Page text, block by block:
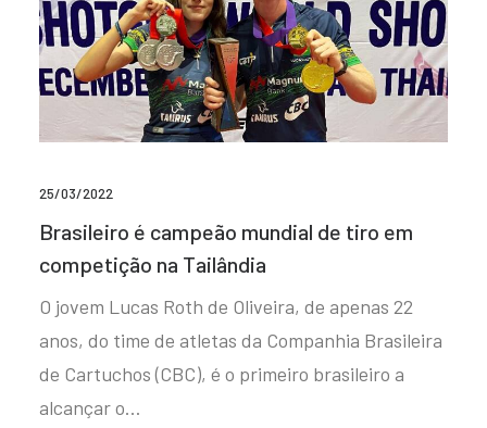
25/03/2022
Brasileiro é campeão mundial de tiro em
competição na Tailândia
O jovem Lucas Roth de Oliveira, de apenas 22
anos, do time de atletas da Companhia Brasileira
de Cartuchos (CBC), é o primeiro brasileiro a
alcançar o…